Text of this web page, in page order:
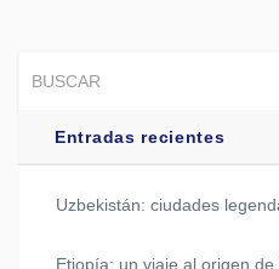
Entradas recientes
Uzbekistán: ciudades
Etiopía: un viaje al origen de